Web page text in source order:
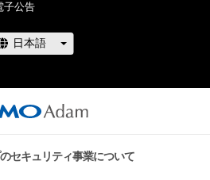
子公告
セキュリティ事業について